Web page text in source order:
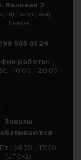
Валовая 2
пл.Галицька),
Львов
505 01 29
работы:
: 10:00 - 20:00
Заказы
08:30 - 17:00
(UTC+2)